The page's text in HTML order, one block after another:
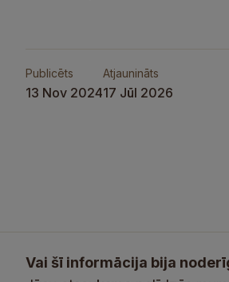
Publicēts
13 Nov 2024
Atjaunināts
17 Jūl 2026
Vai šī informācija bija